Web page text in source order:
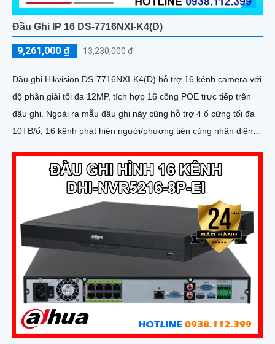
Đầu Ghi IP 16 DS-7716NXI-K4(D)
9,261,000 ₫ 13,230,000 ₫
Đầu ghi Hikvision DS-7716NXI-K4(D) hỗ trợ 16 kênh camera với
độ phân giải tối đa 12MP, tích hợp 16 cổng POE trực tiếp trên
đầu ghi. Ngoài ra mẫu đầu ghi này cũng hỗ trợ 4 ổ cứng tối đa
10TB/ổ, 16 kênh phát hiện người/phương tiện cùng nhận diện